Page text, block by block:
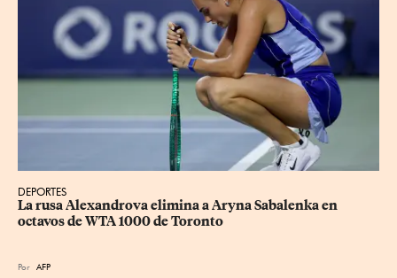
DEPORTES
La rusa Alexandrova elimina a Aryna Sabalenka en
octavos de WTA 1000 de Toronto
Por AFP